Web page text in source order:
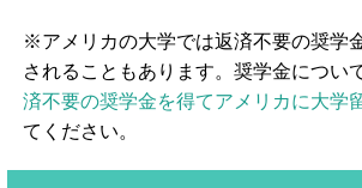
※アメリカの大学では返済不要の奨学
されることもあります。奨学金につい
済不要の奨学金を得てアメリカに大学
てください。